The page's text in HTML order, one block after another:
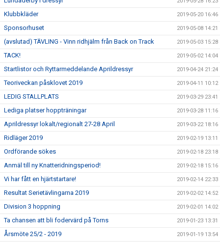
Klubbkläder 2019-05-20 16:46
Sponsorhuset 2019-05-08 14:21
(avslutad) TÄVLING - Vinn ridhjälm från Back on Track 2019-05-03 15:28
TACK! 2019-05-02 14:04
Startlistor och Ryttarmeddelande Aprildressyr 2019-04-24 21:24
Teoriveckan påsklovet 2019 2019-04-11 10:12
LEDIG STALLPLATS 2019-03-29 23:41
Lediga platser hoppträningar 2019-03-28 11:16
Aprildressyr lokalt/regionalt 27-28 April 2019-03-22 18:16
Ridläger 2019 2019-02-19 13:11
Ordförande sökes 2019-02-18 23:18
Anmäl till ny Knatteridningsperiod! 2019-02-18 15:16
Vi har fått en hjärtstartare! 2019-02-14 22:33
Resultat Serietävlingarna 2019 2019-02-02 14:52
Division 3 hoppning 2019-02-01 14:02
Ta chansen att bli fodervärd på Torns 2019-01-23 13:31
Årsmöte 25/2 - 2019 2019-01-19 13:54